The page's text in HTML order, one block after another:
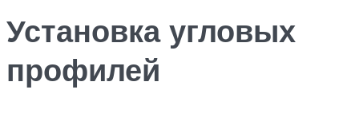
Установка угловых
профилей